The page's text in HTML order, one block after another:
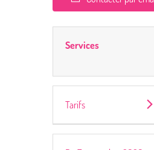
Services
Tarifs